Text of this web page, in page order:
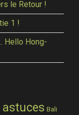
le Retour !
1 !
Hello Hong-
astuces Bali